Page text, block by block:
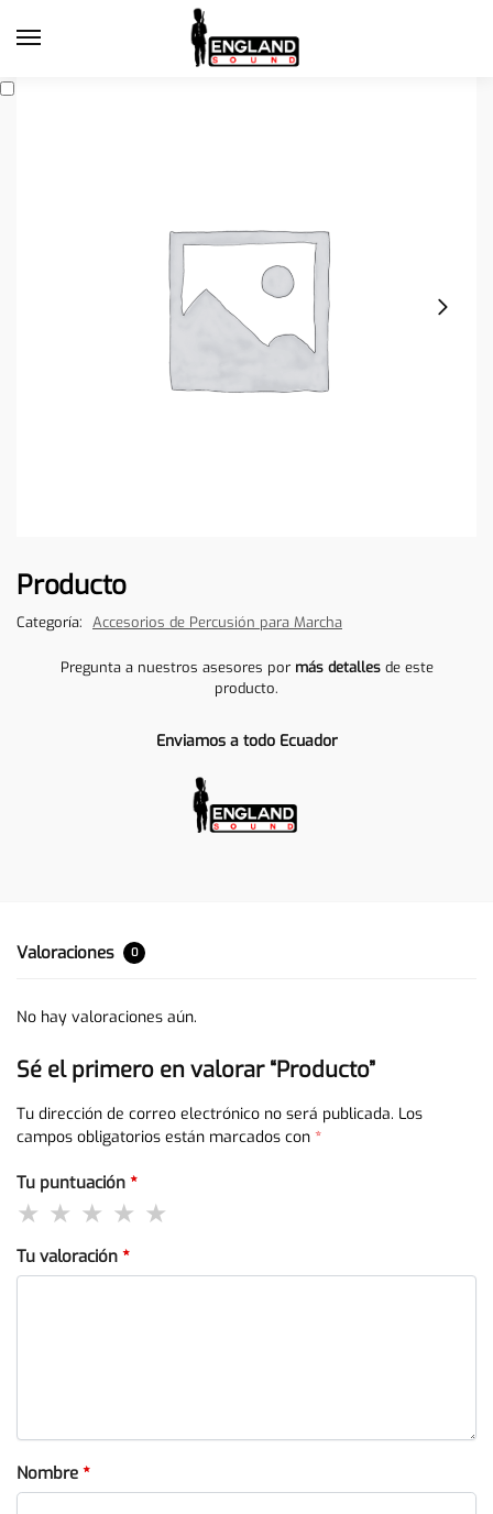
Producto
Categoría: Accesorios de Percusión para Marcha
Pregunta a nuestros asesores por más detallesde este
producto.
Enviamos a todo Ecuador
Valoraciones 0
No hay valoraciones aún.
Sé el primero en valorar “Producto”
Tu dirección de correo electrónico no será publicada. Los
campos obligatorios están marcados con *
Tu puntuación *
Tu valoración *
Nombre *